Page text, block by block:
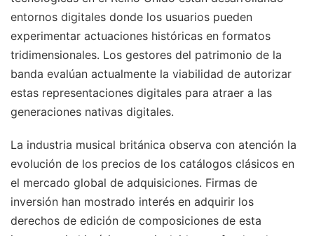
entornos digitales donde los usuarios pueden
experimentar actuaciones históricas en formatos
tridimensionales. Los gestores del patrimonio de la
banda evalúan actualmente la viabilidad de autorizar
estas representaciones digitales para atraer a las
generaciones nativas digitales.
La industria musical británica observa con atención la
evolución de los precios de los catálogos clásicos en
el mercado global de adquisiciones. Firmas de
inversión han mostrado interés en adquirir los
derechos de edición de composiciones de esta